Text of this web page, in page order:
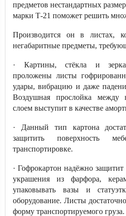
предметов нестандартных
марки Т-21 поможет решить
Производится он в листах,
негабаритные предметы,
· Картины, стёкла и
проложены листы
удары, вибрацию и даже
Воздушная прослойка
слоем выступит в качестве
· Данный тип картона
защитить поверхность
транспортировке.
· Гофрокартон надёжно
украшения из фарфора,
упаковывать вазы и
оборудование. Листы
форму транспортируемого груза.